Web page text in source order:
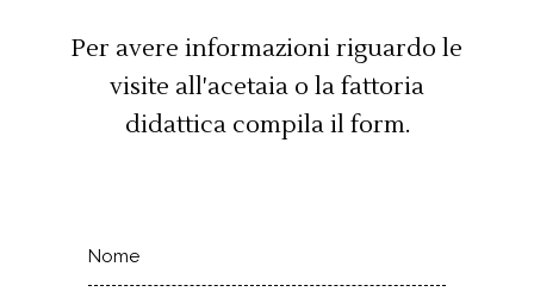
Per avere informazioni riguardo le
visite all'acetaia o la fattoria
didattica compila il form.